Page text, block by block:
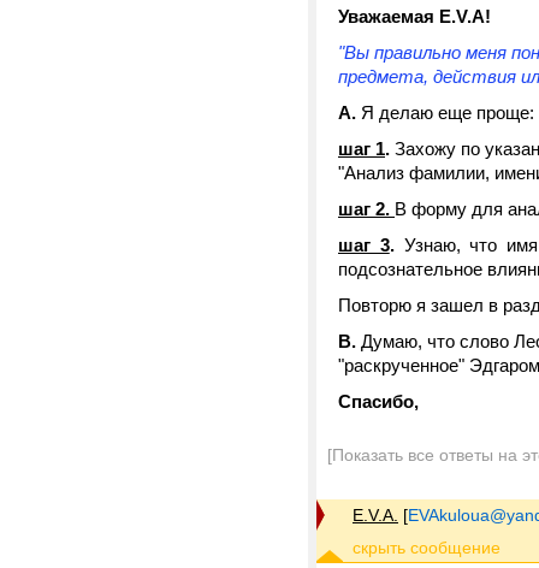
Уважаемая Е.V.A!
"Вы правильно меня
предмета, действия
А. Я делаю еще проще:
шаг 1. Захожу по
"Анализ фамилии,
шаг 2. В форму для
шаг 3.Узнаю, что имя
подсознательное
Повторю я зашел в
В. Думаю, что слово
"раскрученное"
Спасибо,
[Показать все ответы на
E.V.A. [